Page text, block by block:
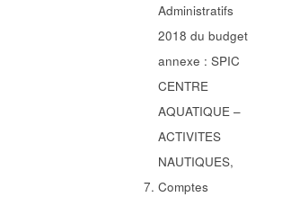
Administratifs
2018 du budget
annexe : SPIC
CENTRE
AQUATIQUE –
ACTIVITES
NAUTIQUES,
Comptes